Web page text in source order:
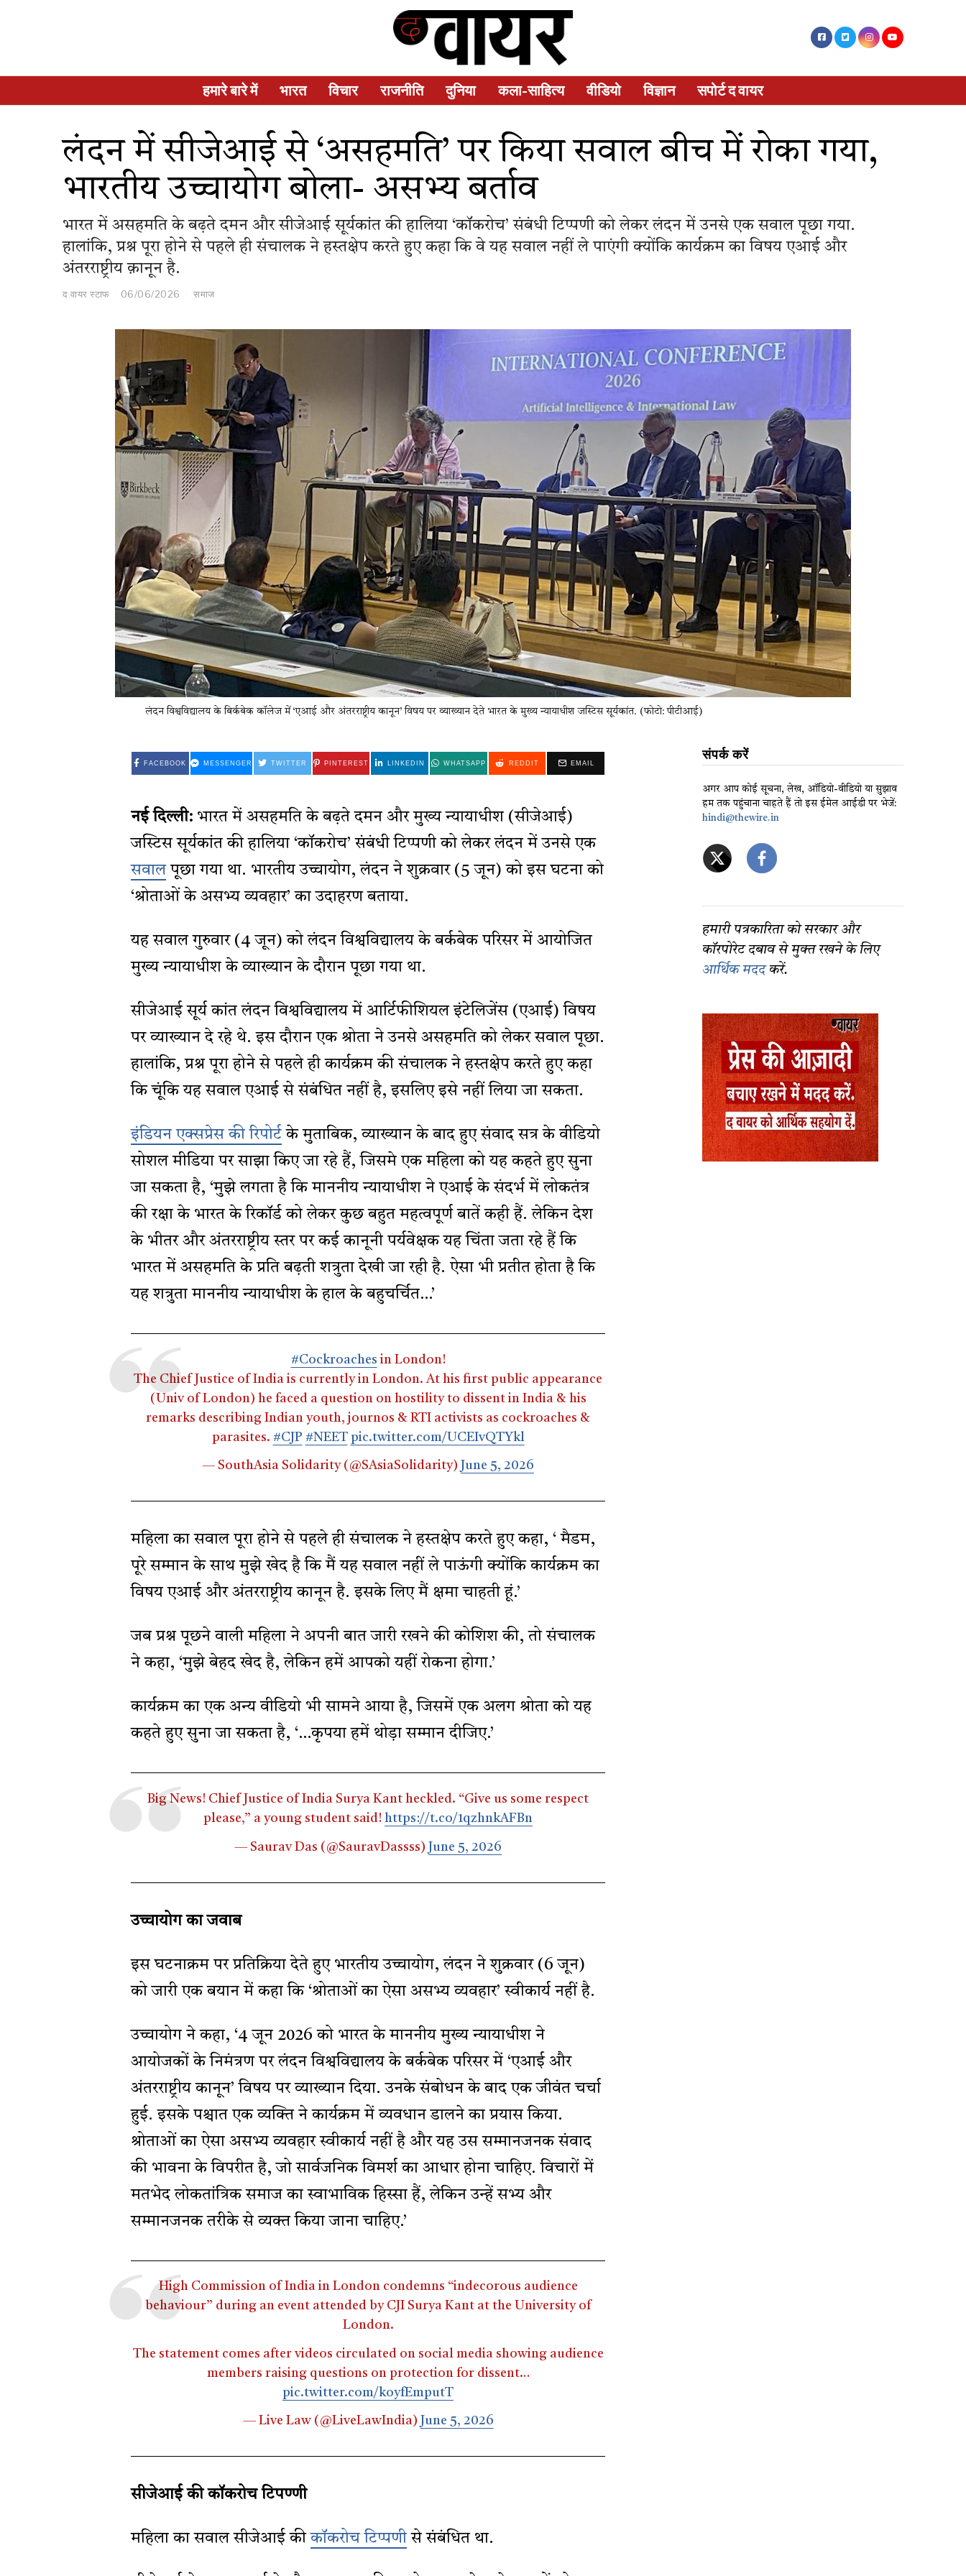
हमारे बारे में भारत विचार राजनीति दुनिया कला-साहित्य वीडियो विज्ञान सपोर्ट द वायर
लंदन में सीजेआई से ‘असहमति’ पर किया सवाल बीच में रोका गया,
भारतीय उच्चायोग बोला- असभ्य बर्ताव
भारत में असहमति के बढ़ते दमन और सीजेआई सूर्यकांत की हालिया ‘कॉकरोच’ संबंधी टिप्पणी को लेकर लंदन में उनसे एक सवाल पूछा गया.
हालांकि, प्रश्न पूरा होने से पहले ही संचालक ने हस्तक्षेप करते हुए कहा कि वे यह सवाल नहीं ले पाएंगी क्योंकि कार्यक्रम का विषय एआई और
अंतरराष्ट्रीय क़ानून है.
द वायर स्टाफ 06/06/2026 समाज
लंदन विश्वविद्यालय के बिर्कबेक कॉलेज में ‘एआई और अंतरराष्ट्रीय कानून’ विषय पर व्याख्यान देते भारत के मुख्य न्यायाधीश जस्टिस सूर्यकांत. (फोटो: पीटीआई)
FACEBOOK MESSENGER TWITTER PINTEREST LINKEDIN WHATSAPP REDDIT EMAIL
नई दिल्ली: भारत में असहमति के बढ़ते दमन और मुख्य न्यायाधीश (सीजेआई)
जस्टिस सूर्यकांत की हालिया ‘कॉकरोच’ संबंधी टिप्पणी को लेकर लंदन में उनसे एक
सवालपूछा गया था. भारतीय उच्चायोग, लंदन ने शुक्रवार (5 जून) को इस घटना को
‘श्रोताओं के असभ्य व्यवहार’ का उदाहरण बताया.
यह सवाल गुरुवार (4 जून) को लंदन विश्वविद्यालय के बर्कबेक परिसर में आयोजित
मुख्य न्यायाधीश के व्याख्यान के दौरान पूछा गया था.
सीजेआई सूर्य कांत लंदन विश्वविद्यालय में आर्टिफीशियल इंटेलिजेंस (एआई) विषय
पर व्याख्यान दे रहे थे. इस दौरान एक श्रोता ने उनसे असहमति को लेकर सवाल पूछा.
हालांकि, प्रश्न पूरा होने से पहले ही कार्यक्रम की संचालक ने हस्तक्षेप करते हुए कहा
कि चूंकि यह सवाल एआई से संबंधित नहीं है, इसलिए इसे नहीं लिया जा सकता.
इंडियन एक्सप्रेस की रिपोर्ट के मुताबिक, व्याख्यान के बाद हुए संवाद सत्र के वीडियो
सोशल मीडिया पर साझा किए जा रहे हैं, जिसमे एक महिला को यह कहते हुए सुना
जा सकता है, ‘मुझे लगता है कि माननीय न्यायाधीश ने एआई के संदर्भ में लोकतंत्र
की रक्षा के भारत के रिकॉर्ड को लेकर कुछ बहुत महत्वपूर्ण बातें कही हैं. लेकिन देश
के भीतर और अंतरराष्ट्रीय स्तर पर कई कानूनी पर्यवेक्षक यह चिंता जता रहे हैं कि
भारत में असहमति के प्रति बढ़ती शत्रुता देखी जा रही है. ऐसा भी प्रतीत होता है कि
यह शत्रुता माननीय न्यायाधीश के हाल के बहुचर्चित…’
#Cockroaches in London!
The Chief Justice of India is currently in London. At his first public appearance
(Univ of London) he faced a question on hostility to dissent in India & his
remarks describing Indian youth, journos & RTI activists as cockroaches &
parasites. #CJP #NEET pic.twitter.com/UCEIvQTYkl
— SouthAsia Solidarity (@SAsiaSolidarity) June 5, 2026
महिला का सवाल पूरा होने से पहले ही संचालक ने हस्तक्षेप करते हुए कहा, ‘ मैडम,
पूरे सम्मान के साथ मुझे खेद है कि मैं यह सवाल नहीं ले पाऊंगी क्योंकि कार्यक्रम का
विषय एआई और अंतरराष्ट्रीय कानून है. इसके लिए मैं क्षमा चाहती हूं.’
जब प्रश्न पूछने वाली महिला ने अपनी बात जारी रखने की कोशिश की, तो संचालक
ने कहा, ‘मुझे बेहद खेद है, लेकिन हमें आपको यहीं रोकना होगा.’
कार्यक्रम का एक अन्य वीडियो भी सामने आया है, जिसमें एक अलग श्रोता को यह
कहते हुए सुना जा सकता है, ‘…कृपया हमें थोड़ा सम्मान दीजिए.’
Big News! Chief Justice of India Surya Kant heckled. “Give us some respect
please,” a young student said! https://t.co/1qzhnkAFBn
— Saurav Das (@SauravDassss) June 5, 2026
उच्चायोग का जवाब
इस घटनाक्रम पर प्रतिक्रिया देते हुए भारतीय उच्चायोग, लंदन ने शुक्रवार (6 जून)
को जारी एक बयान में कहा कि ‘श्रोताओं का ऐसा असभ्य व्यवहार’ स्वीकार्य नहीं है.
उच्चायोग ने कहा, ‘4 जून 2026 को भारत के माननीय मुख्य न्यायाधीश ने
आयोजकों के निमंत्रण पर लंदन विश्वविद्यालय के बर्कबेक परिसर में ‘एआई और
अंतरराष्ट्रीय कानून’ विषय पर व्याख्यान दिया. उनके संबोधन के बाद एक जीवंत चर्चा
हुई. इसके पश्चात एक व्यक्ति ने कार्यक्रम में व्यवधान डालने का प्रयास किया.
श्रोताओं का ऐसा असभ्य व्यवहार स्वीकार्य नहीं है और यह उस सम्मानजनक संवाद
की भावना के विपरीत है, जो सार्वजनिक विमर्श का आधार होना चाहिए. विचारों में
मतभेद लोकतांत्रिक समाज का स्वाभाविक हिस्सा हैं, लेकिन उन्हें सभ्य और
सम्मानजनक तरीके से व्यक्त किया जाना चाहिए.’
High Commission of India in London condemns “indecorous audience
behaviour” during an event attended by CJI Surya Kant at the University of
London.
The statement comes after videos circulated on social media showing audience
members raising questions on protection for dissent…
pic.twitter.com/koyfEmputT
— Live Law (@LiveLawIndia) June 5, 2026
सीजेआई की कॉकरोच टिपण्णी
महिला का सवाल सीजेआई कीकॉकरोच टिप्पणीसे संबंधित था.
संपर्क करें
अगर आप कोई सूचना, लेख, ऑडियो-वीडियो या सुझाव
हम तक पहुंचाना चाहते हैं तो इस ईमेल आईडी पर भेजें:
hindi@thewire.in
हमारी पत्रकारिता को सरकार और
कॉरपोरेट दबाव से मुक्त रखने के लिए
आर्थिक मददकरें.